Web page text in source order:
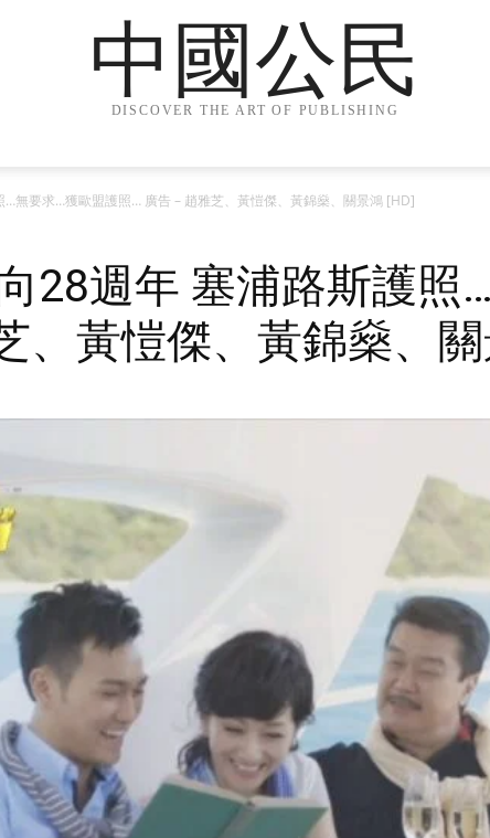
中國公民
DISCOVER THE ART OF PUBLISHING
…無要求…獲歐盟護照… 廣告 – 趙雅芝、黃愷傑、黃錦燊、關景鴻 [HD]
28週年 塞浦路斯護照
、黃愷傑、黃錦燊、關